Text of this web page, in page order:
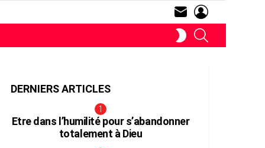
SUBSCRIBE
SWITCH
DERNIERS ARTICLES
Etre dans l’humilité pour s’abandonner
totalement à Dieu